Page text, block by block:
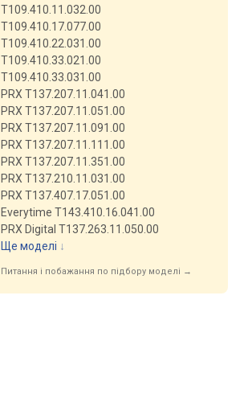
T109.410.11.032.00
T109.410.17.077.00
T109.410.22.031.00
T109.410.33.021.00
T109.410.33.031.00
PRX T137.207.11.041.00
PRX T137.207.11.051.00
PRX T137.207.11.091.00
PRX T137.207.11.111.00
PRX T137.207.11.351.00
PRX T137.210.11.031.00
PRX T137.407.17.051.00
Everytime T143.410.16.041.00
PRX Digital T137.263.11.050.00
Ще моделі ↓
Питання і побажання по підбору моделі →